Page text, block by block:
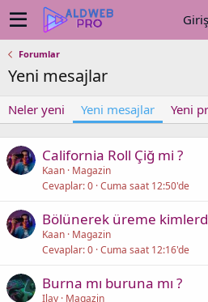
Forumlar
Yeni mesajlar
Neler yeni Yeni mesajlar Yeni
California Roll Çiğ mi ?
Kaan Magazin
Cevaplar 0 Cuma saat 12:50'de
Bölünerek üreme
Kaan Magazin
Cevaplar 0 Cuma saat 12:16'de
Burna mı buruna mı ?
Ilay Magazin